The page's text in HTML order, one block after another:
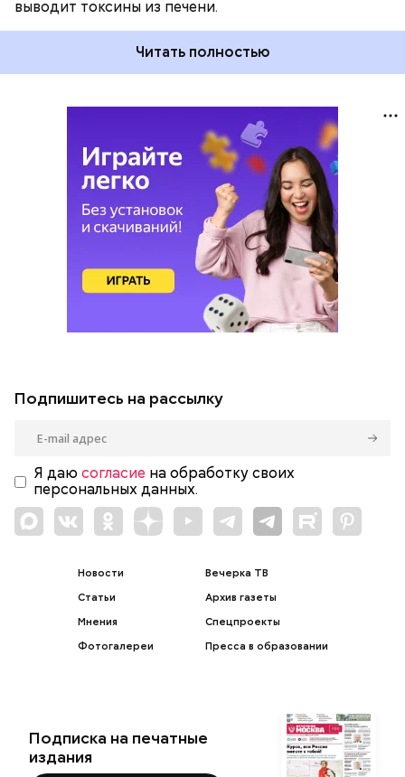
выводит токсины из печени.
Читать полностью
Подпишитесь на рассылку
Я даю согласие на обработку своих
персональных данных.
Новости
Статьи
Мнения
Фотогалереи
Вечерка ТВ
Архив газеты
Спецпроекты
Пресса в образовании
Подписка на печатные
издания